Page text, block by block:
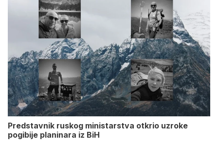
Predstavnik ruskog ministarstva otkrio uzroke
pogibije planinara iz BiH